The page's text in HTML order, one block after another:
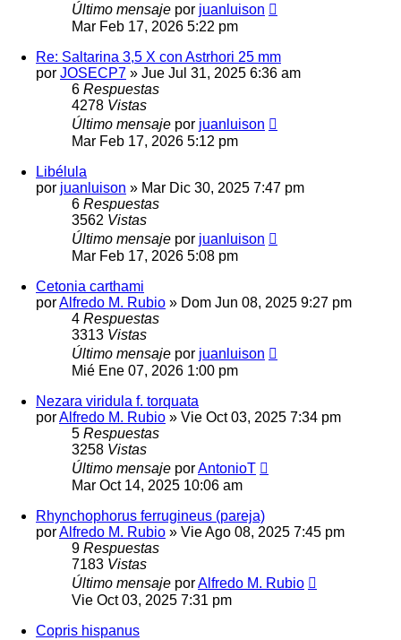
Último mensaje por juanluison
Mar Feb 17, 2026 5:22 pm
Re: Saltarina 3,5 X con Astrhori 25 mm
por JOSECP7 » Jue Jul 31, 2025 6:36 am
6 Respuestas
4278 Vistas
Último mensaje por juanluison
Mar Feb 17, 2026 5:12 pm
Libélula
por juanluison » Mar Dic 30, 2025 7:47 pm
6 Respuestas
3562 Vistas
Último mensaje por juanluison
Mar Feb 17, 2026 5:08 pm
Cetonia carthami
porAlfredo M. Rubio » Dom Jun 08, 2025 9:27 pm
4 Respuestas
3313 Vistas
Último mensaje por juanluison
Mié Ene 07, 2026 1:00 pm
Nezara viridula f. torquata
porAlfredo M. Rubio » Vie Oct 03, 2025 7:34 pm
5 Respuestas
3258 Vistas
Último mensaje porAntonioT
Mar Oct 14, 2025 10:06 am
Rhynchophorus ferrugineus (pareja)
porAlfredo M. Rubio » Vie Ago 08, 2025 7:45 pm
9 Respuestas
7183 Vistas
Último mensaje porAlfredo M. Rubio
Vie Oct 03, 2025 7:31 pm
Copris hispanus